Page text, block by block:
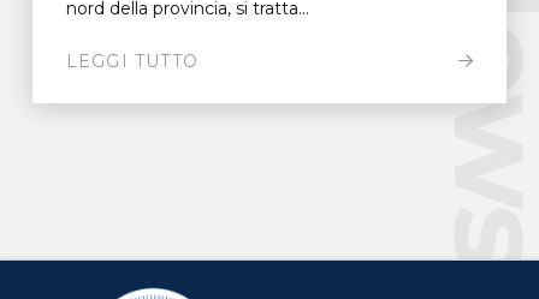
nord della provincia, si tratta...
LEGGI TUTTO